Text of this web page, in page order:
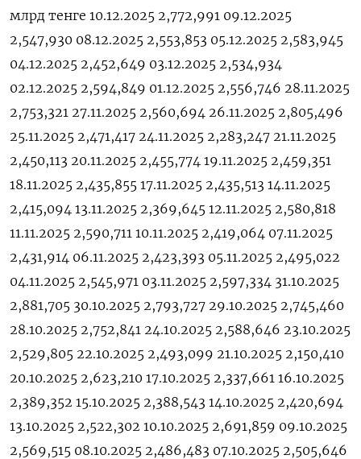
млрд тенге 10.12.2025 2,772,991 09.12.2025
2,547,930 08.12.2025 2,553,853 05.12.2025 2,583,945
04.12.2025 2,452,649 03.12.2025 2,534,934
02.12.2025 2,594,849 01.12.2025 2,556,746 28.11.2025
2,753,321 27.11.2025 2,560,694 26.11.2025 2,805,496
25.11.2025 2,471,417 24.11.2025 2,283,247 21.11.2025
2,450,113 20.11.2025 2,455,774 19.11.2025 2,459,351
18.11.2025 2,435,855 17.11.2025 2,435,513 14.11.2025
2,415,094 13.11.2025 2,369,645 12.11.2025 2,580,818
11.11.2025 2,590,711 10.11.2025 2,419,064 07.11.2025
2,431,914 06.11.2025 2,423,393 05.11.2025 2,495,022
04.11.2025 2,545,971 03.11.2025 2,597,334 31.10.2025
2,881,705 30.10.2025 2,793,727 29.10.2025 2,745,460
28.10.2025 2,752,841 24.10.2025 2,588,646 23.10.2025
2,529,805 22.10.2025 2,493,099 21.10.2025 2,150,410
20.10.2025 2,623,210 17.10.2025 2,337,661 16.10.2025
2,389,352 15.10.2025 2,388,543 14.10.2025 2,420,694
13.10.2025 2,522,302 10.10.2025 2,691,859 09.10.2025
2,569,515 08.10.2025 2,486,483 07.10.2025 2,505,646